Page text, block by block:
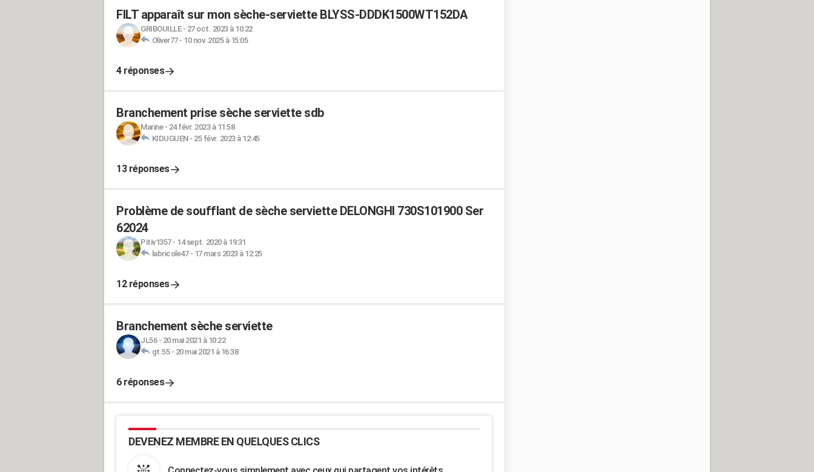
FILT apparaît sur mon sèche-serviette BLYSS-DDDK1500WT152DA
GRIBOUILLE- 27 oct. 2023 à 10:22
Oliver77- 10 nov. 2025 à 15:05
4 réponses
Branchement prise sèche serviette sdb
Marine- 24 févr. 2023 à 11:58
KIDUGUEN- 25 févr. 2023 à 12:45
13 réponses
Problème de soufflant de sèche serviette DELONGHI 730S101900 Ser
62024
Pitiv1357- 14 sept. 2020 à 19:31
labricole47- 17 mars 2023 à 12:25
12 réponses
Branchement sèche serviette
JL56- 20 mai 2021 à 10:22
gt.55- 20 mai 2021 à 16:38
6 réponses
DEVENEZ MEMBRE EN QUELQUES CLICS